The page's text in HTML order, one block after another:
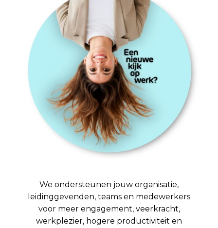
We ondersteunen jouw organisatie,
leidinggevenden, teams en medewerkers
voor meer engagement, veerkracht,
werkplezier, hogere productiviteit en